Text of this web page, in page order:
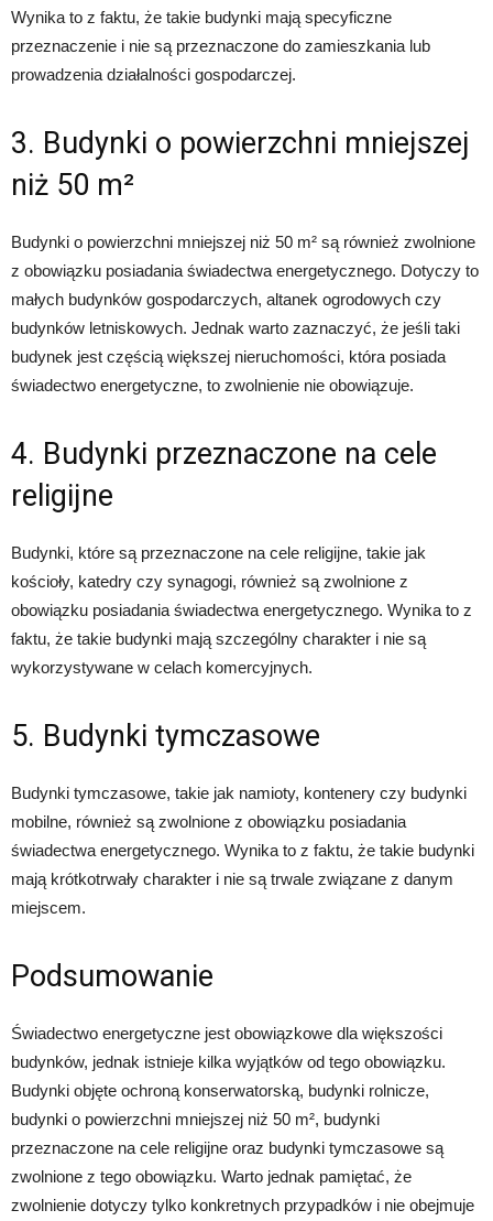
Wynika to z faktu, że takie budynki mają specyficzne
przeznaczenie i nie są przeznaczone do zamieszkania lub
prowadzenia działalności gospodarczej.
3. Budynki o powierzchni mniejszej
niż 50 m²
Budynki o powierzchni mniejszej niż 50 m² są również zwolnione
z obowiązku posiadania świadectwa energetycznego. Dotyczy to
małych budynków gospodarczych, altanek ogrodowych czy
budynków letniskowych. Jednak warto zaznaczyć, że jeśli taki
budynek jest częścią większej nieruchomości, która posiada
świadectwo energetyczne, to zwolnienie nie obowiązuje.
4. Budynki przeznaczone na cele
religijne
Budynki, które są przeznaczone na cele religijne, takie jak
kościoły, katedry czy synagogi, również są zwolnione z
obowiązku posiadania świadectwa energetycznego. Wynika to z
faktu, że takie budynki mają szczególny charakter i nie są
wykorzystywane w celach komercyjnych.
5. Budynki tymczasowe
Budynki tymczasowe, takie jak namioty, kontenery czy budynki
mobilne, również są zwolnione z obowiązku posiadania
świadectwa energetycznego. Wynika to z faktu, że takie budynki
mają krótkotrwały charakter i nie są trwale związane z danym
miejscem.
Podsumowanie
Świadectwo energetyczne jest obowiązkowe dla większości
budynków, jednak istnieje kilka wyjątków od tego obowiązku.
Budynki objęte ochroną konserwatorską, budynki rolnicze,
budynki o powierzchni mniejszej niż 50 m², budynki
przeznaczone na cele religijne oraz budynki tymczasowe są
zwolnione z tego obowiązku. Warto jednak pamiętać, że
zwolnienie dotyczy tylko konkretnych przypadków i nie obejmuje